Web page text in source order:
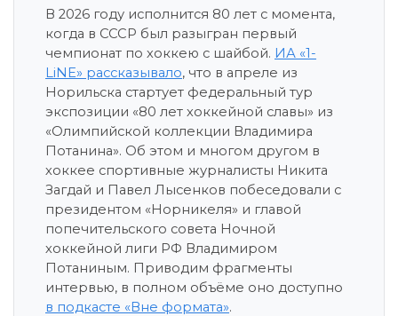
В 2026 году исполнится 80 лет с момента,
когда в СССР был разыгран первый
чемпионат по хоккею с шайбой. ИА «1-
LiNE» рассказывало, что в апреле из
Норильска стартует федеральный тур
экспозиции «80 лет хоккейной славы» из
«Олимпийской коллекции Владимира
Потанина». Об этом и многом другом в
хоккее спортивные журналисты Никита
Загдай и Павел Лысенков побеседовали с
президентом «Норникеля» и главой
попечительского совета Ночной
хоккейной лиги РФ Владимиром
Потаниным. Приводим фрагменты
интервью, в полном объёме оно доступно
в подкасте «Вне формата».